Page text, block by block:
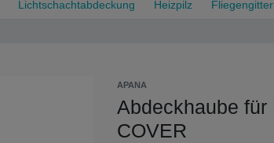
Lichtschachtabdeckung Heizpilz
APANA
Abdeckhaube
COVER